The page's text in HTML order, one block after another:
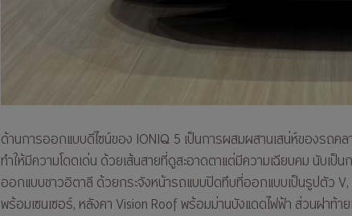
ด้านการออกแบบดีไซน์ของ IONIQ 5 เป็นการผสมผสานเสน่ห์ของรถค
ทำให้มีความโดดเด่น ด้วยเส้นสายที่ดูสะอาดตาแต่มีความเฉียบคม นับเ
ออกแบบชาวอิตาลี ด้วยกระจังหน้ารถแบบปิดทึบที่ออกแบบเป็นรูปตัว
พร้อมเซนเซอร์, หลังคา Vision Roof พร้อมม่านบังแดดไฟฟ้า ส่วนฝาท้า